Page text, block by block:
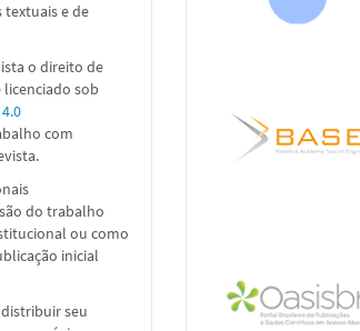
textuais e de
o direito de
sob
com
do trabalho
ou como
inicial
seu